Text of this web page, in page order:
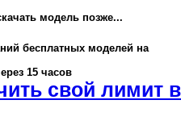
модель позже...
бесплатных моделей на
15 часов
свой лимит в